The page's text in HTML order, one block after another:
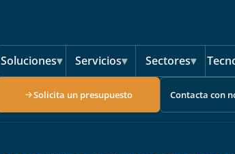
Soluciones▾ Servicios▾ Sectores▾
Solicita un presupuesto Contacta con